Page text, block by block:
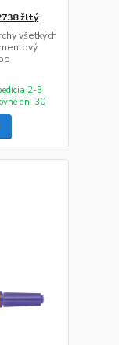
žltý
všetkých
2-3
dni 30